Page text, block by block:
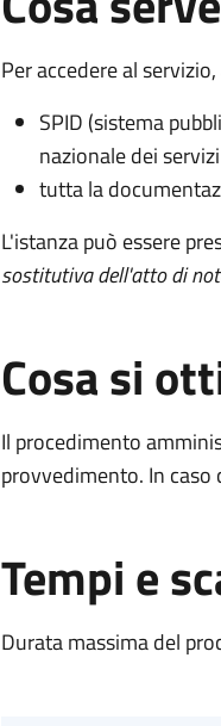
Per accedere al
SPID (sistema
nazionale dei servizi
tutta la
L'istanza può essere
sostitutiva dell'atto di
Cosa si
Il procedimento
provvedimento. In caso
Tempi e
Durata massima del